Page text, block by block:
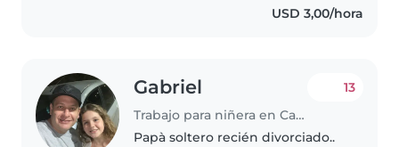
USD 3,00/hora
Gabriel
Trabajo para niñera en Caracas
13
Papà soltero recién divorciado..